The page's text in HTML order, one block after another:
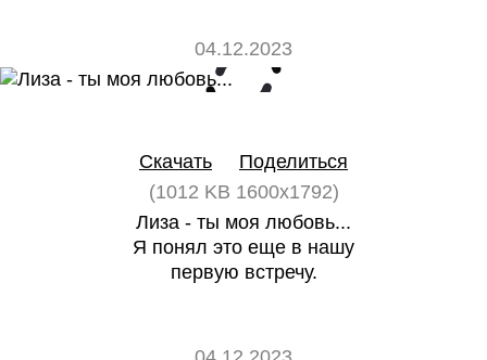
04.12.2023
Скачать
Поделиться
(1012 KB 1600x1792)
Лиза - ты моя любовь...
Я понял это еще в нашу
первую встречу.